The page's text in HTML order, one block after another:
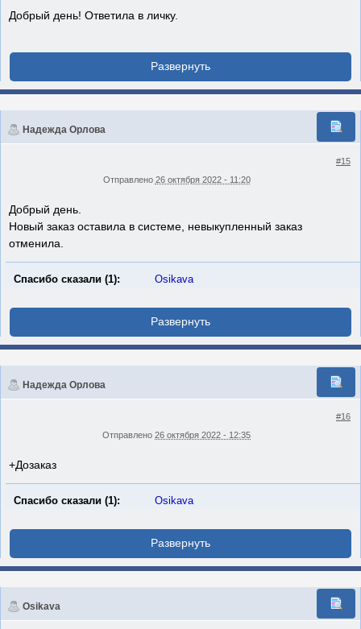
Добрый день! Ответила в личку.
Надежда Орлова
#15
Отправлено 26 октября 2022 - 11:20
Добрый день.
Новый заказ оставила в системе, невыкупленный заказ
отменила.
Спасибо сказали (1): Osikava
Надежда Орлова
#16
Отправлено 26 октября 2022 - 12:35
+Дозаказ
Спасибо сказали (1): Osikava
Osikava